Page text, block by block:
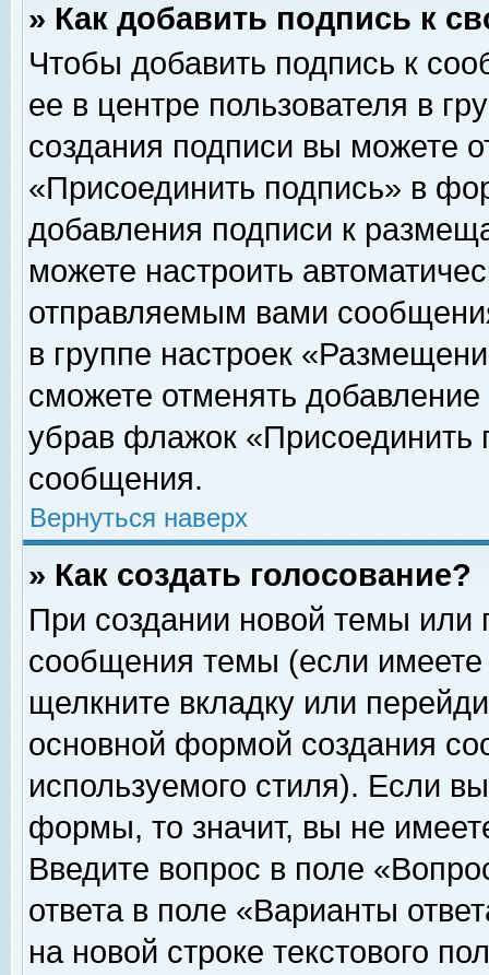
» Как добавить подпись к
Чтобы добавить подпись к
ее в центре пользователя в
создания подписи вы можете
«Присоединить подпись» в
добавления подписи к
можете настроить
отправляемым вами
в группе настроек
сможете отменять
убрав флажок «Присоединить
сообщения.
Вернуться наверх
» Как создать голосование?
При создании новой темы или
сообщения темы (если
щелкните вкладку или
основной формой создания
используемого стиля). Если
формы, то значит, вы не
Введите вопрос в поле
ответа в поле «Варианты
на новой строке текстового